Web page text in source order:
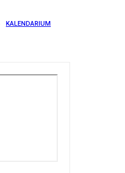
KALENDARIUM